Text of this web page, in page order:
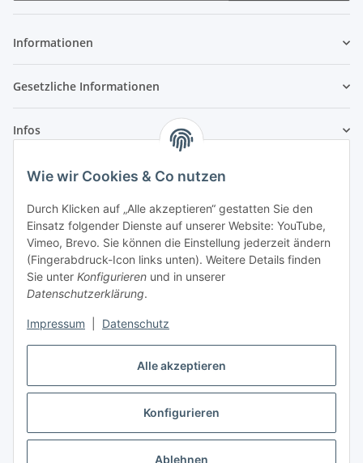
Alle akzeptieren
Konfigurieren
Ablehnen
Wie wir Cookies & Co nutzen
Durch Klicken auf „Alle akzeptieren“ gestatten Sie den
Einsatz folgender Dienste auf unserer Website: YouTube,
Vimeo, Brevo. Sie können die Einstellung jederzeit ändern
(Fingerabdruck-Icon links unten). Weitere Details finden
Sie unter Konfigurieren und in unserer
Datenschutzerklärung.
Impressum Datenschutz
Informationen
Gesetzliche Informationen
Infos
Laden - Öffnungszeiten:
Montag 09:00Uhr bis
16:00 Uhr
Dienstag
09:00 Uhr bis
17:00 Uhr
Mittwoch
09:00 Uhr bis 16:00 Uhr
Donnerstag
09:00 Uhr bis
17:00 Uhr
Freitag
09:00 Uhr
Samstag
09:00 Uhr
Vertrag widerrufen
* Alle Preise inkl. gesetzlicher USt., zzgl.Versand